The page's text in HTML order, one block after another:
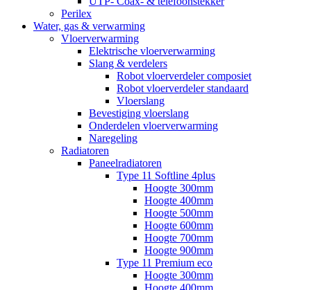
Perilex
Water, gas & verwarming
Vloerverwarming
Elektrische vloerverwarming
Slang & verdelers
Robot vloerverdeler composiet
Robot vloerverdeler standaard
Vloerslang
Bevestiging vloerslang
Onderdelen vloerverwarming
Naregeling
Radiatoren
Paneelradiatoren
Type 11 Softline 4plus
Hoogte 300mm
Hoogte 400mm
Hoogte 500mm
Hoogte 600mm
Hoogte 700mm
Hoogte 900mm
Type 11 Premium eco
Hoogte 300mm
Hoogte 400mm